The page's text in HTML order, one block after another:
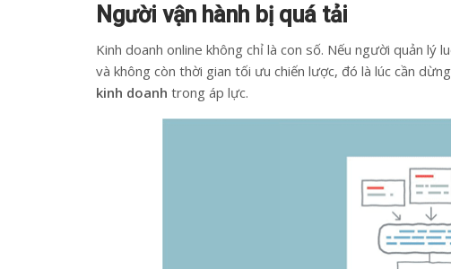
Người vận hành bị quá tải
Kinh doanh online không chỉ là con số. Nếu người quản
và không còn thời gian tối ưu chiến lược, đó là lúc cần
kinh doanh trong áp lực.